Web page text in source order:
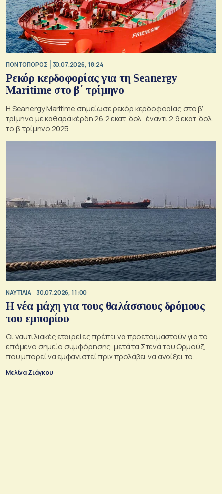
ΠΟΝΤΟΠΟΡΟΣ 30.07.2026, 18:24
Ρεκόρ κερδοφορίας για τη Seanergy
Maritime στο β΄ τρίμηνο
Η Seanergy Maritime σημείωσε ρεκόρ κερδοφορίας στο β’
τρίμηνο με καθαρά κέρδη 26,2 εκατ. δολ. έναντι 2,9 εκατ. δολ.
το β' τρίμηνο 2025
ΝΑΥΤΙΛΙΑ 30.07.2026, 11:00
Η νέα μάχη για τους θαλάσσιους δρόμους
του εμπορίου
Οι ναυτιλιακές εταιρείες πρέπει να προετοιμαστούν για το
επόμενο σημείο συμφόρησης, μετά τα Στενά του Ορμούζ,
που μπορεί να εμφανιστεί πριν προλάβει να ανοίξει το
Μελίνα Ζιάγκου